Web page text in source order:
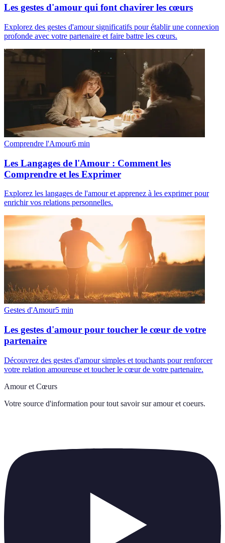
Les gestes d'amour qui font chavirer les cœurs
Explorez des gestes d'amour significatifs pour établir une connexion
profonde avec votre partenaire et faire battre les cœurs.
Comprendre l'Amour6 min
Les Langages de l'Amour : Comment les
Comprendre et les Exprimer
Explorez les langages de l'amour et apprenez à les exprimer pour
enrichir vos relations personnelles.
Gestes d'Amour5 min
Les gestes d'amour pour toucher le cœur de votre
partenaire
Découvrez des gestes d'amour simples et touchants pour renforcer
votre relation amoureuse et toucher le cœur de votre partenaire.
Amour et Cœurs
Votre source d'information pour tout savoir sur amour et coeurs.